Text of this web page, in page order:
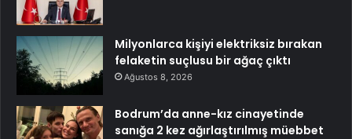
Milyonlarca kişiyi elektriksiz bırakan
felaketin suçlusu bir ağaç çıktı
Ağustos 8, 2026
Bodrum’da anne-kız cinayetinde
sanığa 2 kez ağırlaştırılmış müebbet